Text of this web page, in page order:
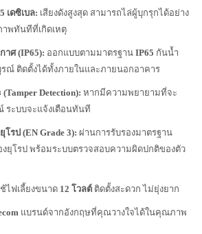
เดซิเบล: เสียงดังสูงสุด สามารถไล่ผู้บุกรุกได้อย่าง
าพทันทีที่เกิดเหตุ
ศ (IP65): ออกแบบตามมาตรฐาน IP65 กันน้ำ
ณ์ ติดตั้งได้ทั้งภายในและภายนอกอาคาร
Detection): หากมีความพยายามที่จะ
ระบบจะแจ้งเตือนทันที
รป (EN Grade 3): ผ่านการรับรองมาตรฐาน
ยุโรป พร้อมระบบตรวจสอบความผิดปกติของตัว
ไฟเลี้ยงขนาด 12 โวลต์ ติดตั้งสะดวก ไม่ยุ่งยาก
แบรนด์จากอังกฤษที่คุณวางใจได้ในคุณภาพ